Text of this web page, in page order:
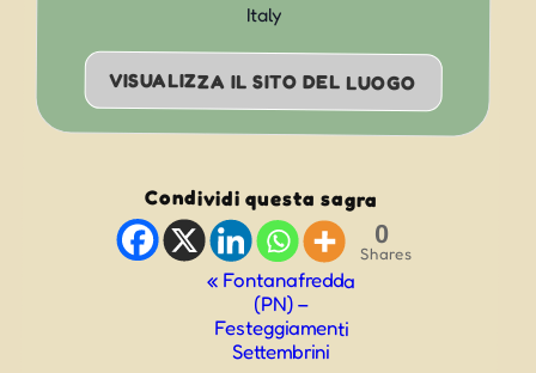
Italy
VISUALIZZA IL SITO DEL LUOGO
Condividi questa sagra
0
Shares
«Fontanafredda
(PN) –
Festeggiamenti
Settembrini